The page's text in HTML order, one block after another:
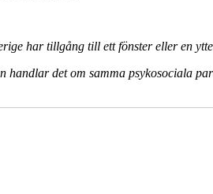
har tillgång till ett fönster eller en
det om samma psykosociala